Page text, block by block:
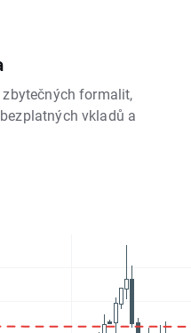
zbytečných formalit,
vkladů a